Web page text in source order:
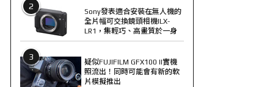
2
Sony發表適合安裝在無人機的
全片幅可交換鏡頭相機ILX-
LR1，集輕巧、高畫質於一身
3
疑似FUJIFILM GFX100 II實機
照流出！同時可能會有新的軟
片模擬推出